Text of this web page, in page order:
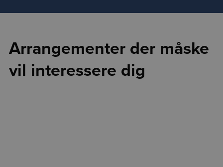
Arrangementer der måske
vil interessere dig